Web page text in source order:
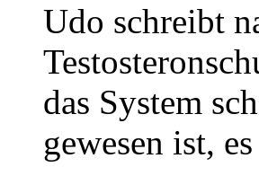
Udo schreibt
das System
gewesen ist,